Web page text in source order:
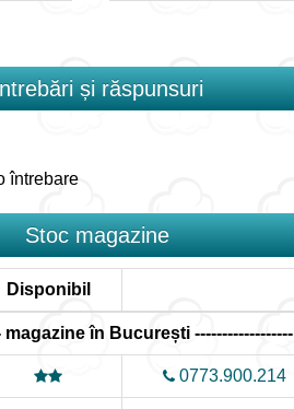
și răspunsuri
întrebare
Stoc magazine
Disponibil
magazine în București ------------------
0773.900.214